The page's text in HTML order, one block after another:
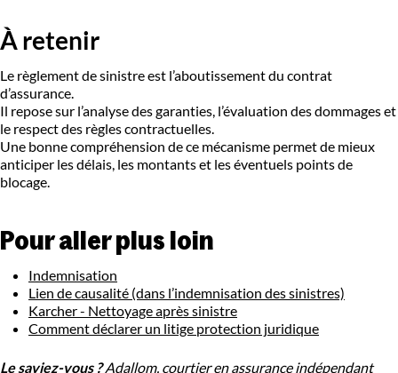
À retenir
Le règlement de sinistre est l’aboutissement du contrat
d’assurance.
Il repose sur l’analyse des garanties, l’évaluation des dommages et
le respect des règles contractuelles.
Une bonne compréhension de ce mécanisme permet de mieux
anticiper les délais, les montants et les éventuels points de
blocage.
Pour aller plus loin
Indemnisation
Lien de causalité (dans l’indemnisation des sinistres)
Karcher - Nettoyage après sinistre
Comment déclarer un litige protection juridique
Le saviez-vous ?Adallom, courtier en assurance indépendant